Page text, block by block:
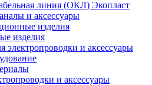
линия (ОКЛ) Экопласт
и аксессуары
изделия
изделия
электропроводки и аксессуары
и аксессуары